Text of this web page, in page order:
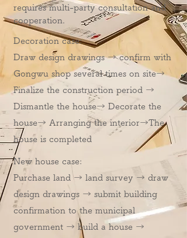
requires multi-party consultation and
cooperation.
Decoration case:
Draw design drawings → confirm with
Gongwu shop several times on site→
Finalize the construction period →
Dismantle the house→ Decorate the
house→ Arranging the interior→The
house is completed
New house case:
Purchase land → land survey → draw
design drawings → submit building
confirmation to the municipal
government → build a house →